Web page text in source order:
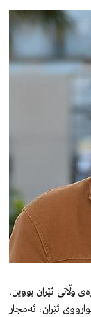
وڵاتی ئێران بووین.
ئێران، ئەمجار